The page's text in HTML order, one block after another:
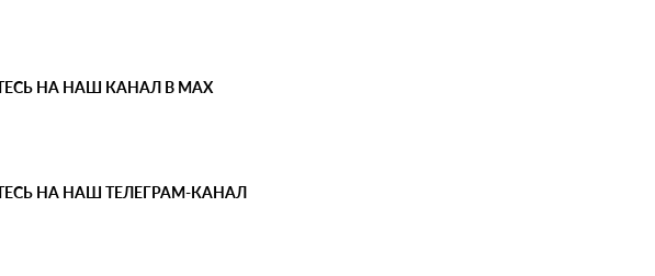
НА НАШ КАНАЛ В MAX
НА НАШ ТЕЛЕГРАМ-КАНАЛ